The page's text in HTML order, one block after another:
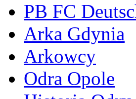
PB FC
Arka Gdynia
Arkowcy
Odra Opole